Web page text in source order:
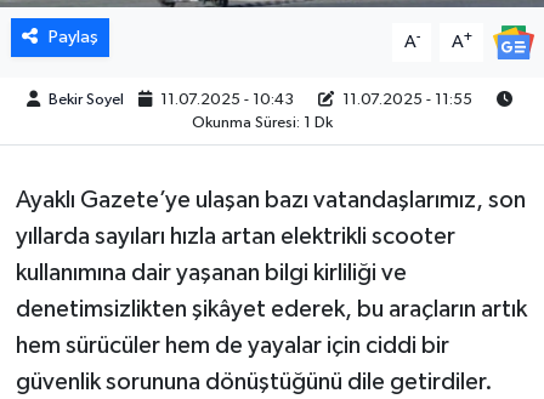
Paylaş A- A+
Bekir Soyel 11.07.2025 - 10:43
11.07.2025 - 11:55
Okunma Süresi: 1 Dk
Ayaklı Gazete’ye ulaşan bazı vatandaşlarımız, son
yıllarda sayıları hızla artan elektrikli scooter
kullanımına dair yaşanan bilgi kirliliği ve
denetimsizlikten şikâyet ederek, bu araçların artık
hem sürücüler hem de yayalar için ciddi bir
güvenlik sorununa dönüştüğünü dile getirdiler.